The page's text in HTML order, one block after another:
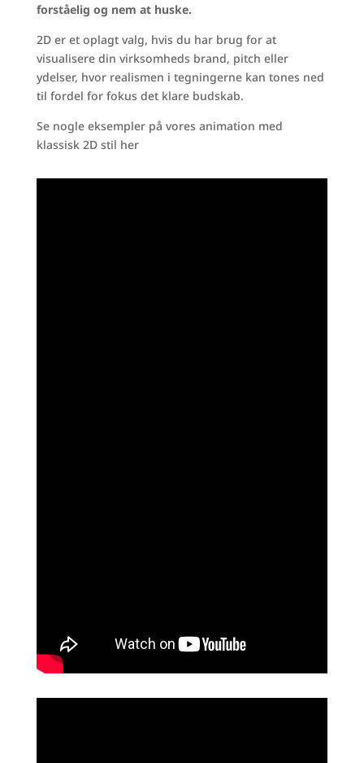
forståelig og nem at huske.
2D er et oplagt valg, hvis du har brug for at
visualisere din virksomheds brand, pitch eller
ydelser, hvor realismen i tegningerne kan tones ned
til fordel for fokus det klare budskab.
Se nogle eksempler på vores animation med
klassisk 2D stil her